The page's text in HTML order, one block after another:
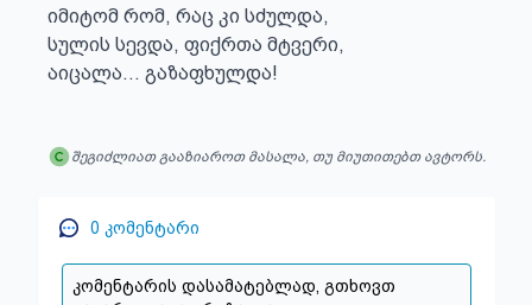
იმიტომ რომ, რაც კი სძულდა,
სულის სევდა, ფიქრთა მტვერი,
აიცალა... გაზაფხულდა!
შეგიძლიათ გააზიაროთ მასალა, თუ მიუთითებთ ავტორს.
0 კომენტარი